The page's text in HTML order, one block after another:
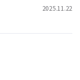
2025.11.22